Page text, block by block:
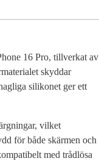
16 Pro, tillverkat av
skyddar
silikonet ger ett
vilket
för både skärmen och
med trådlösa